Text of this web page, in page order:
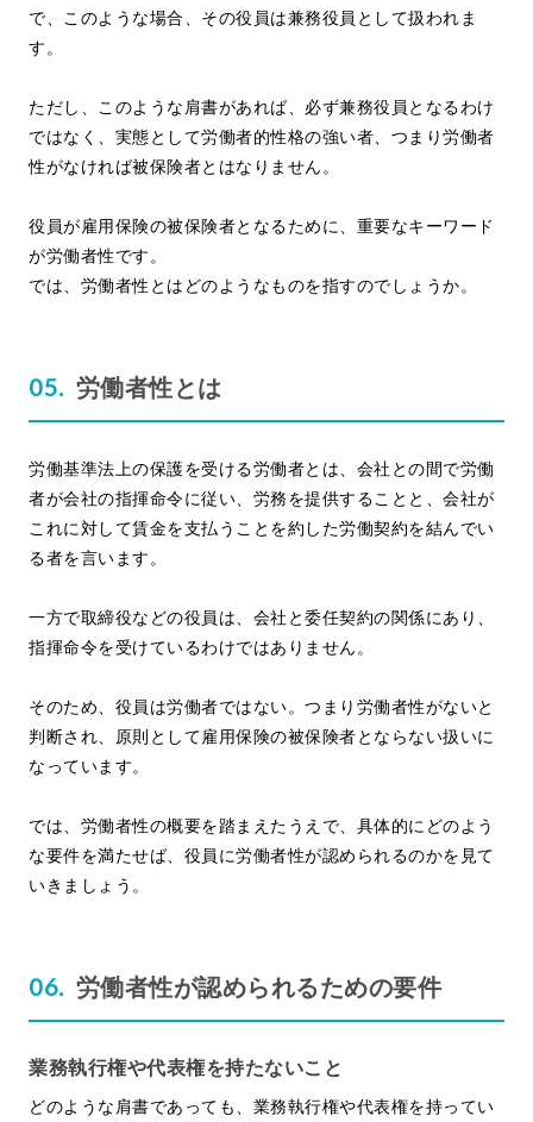
で、このような場合、その役員は兼務役員として扱われま
す。
ただし、このような肩書があれば、必ず兼務役員となるわけ
ではなく、実態として労働者的性格の強い者、つまり労働者
性がなければ被保険者とはなりません。
役員が雇用保険の被保険者となるために、重要なキーワード
が労働者性です。
では、労働者性とはどのようなものを指すのでしょうか。
労働者性とは
労働基準法上の保護を受ける労働者とは、会社との間で労働
者が会社の指揮命令に従い、労務を提供することと、会社が
これに対して賃金を支払うことを約した労働契約を結んでい
る者を言います。
一方で取締役などの役員は、会社と委任契約の関係にあり、
指揮命令を受けているわけではありません。
そのため、役員は労働者ではない。つまり労働者性がないと
判断され、原則として雇用保険の被保険者とならない扱いに
なっています。
では、労働者性の概要を踏まえたうえで、具体的にどのよう
な要件を満たせば、役員に労働者性が認められるのかを見て
いきましょう。
労働者性が認められるための要件
業務執行権や代表権を持たないこと
どのような肩書であっても、業務執行権や代表権を持ってい